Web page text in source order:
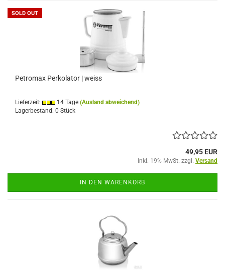
SOLD OUT
Petromax Perkolator | weiss
Lieferzeit: 14 Tage (Ausland abweichend)
Lagerbestand: 0 Stück
49,95 EUR
inkl. 19% MwSt. zzgl. Versand
IN DEN WARENKORB